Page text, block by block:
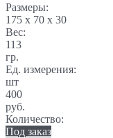
Размеры:
175 x 70 x 30
Вес:
113
гр.
Ед. измерения:
шт
400
руб.
Количество:
Под заказ